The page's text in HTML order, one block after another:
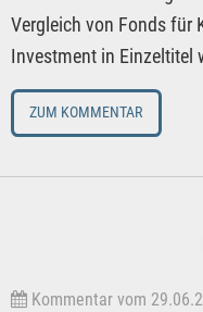
Vergleich von Fonds für
Investment in Einzeltitel
ZUM KOMMENTAR
Kommentar vom